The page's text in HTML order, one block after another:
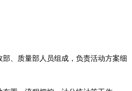
、质量部人员组成，负责活动方案细